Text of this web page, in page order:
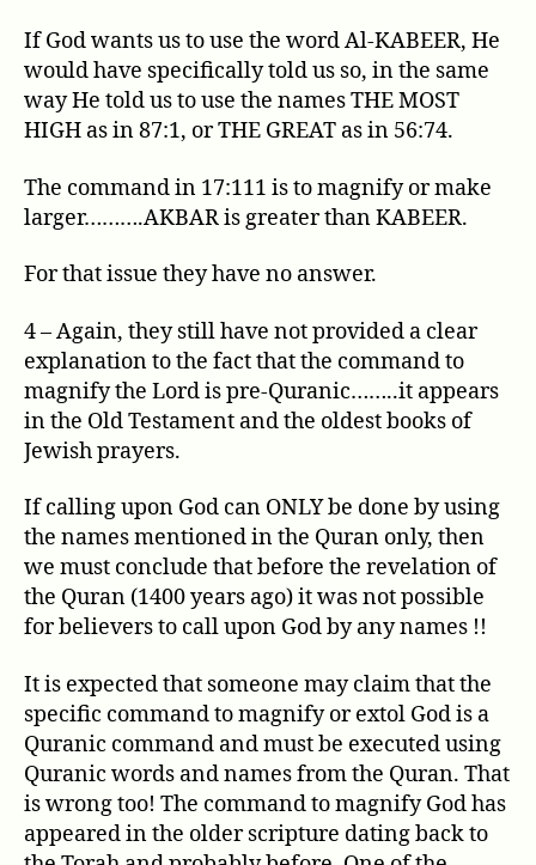
If God wants us to use the word Al-KABEER, He
would have specifically told us so, in the same
way He told us to use the names THE MOST
HIGH as in 87:1, or THE GREAT as in 56:74.
The command in 17:111 is to magnify or make
larger……….AKBAR is greater than KABEER.
For that issue they have no answer.
4 – Again, they still have not provided a clear
explanation to the fact that the command to
magnify the Lord is pre-Quranic……..it appears
in the Old Testament and the oldest books of
Jewish prayers.
If calling upon God can ONLY be done by using
the names mentioned in the Quran only, then
we must conclude that before the revelation of
the Quran (1400 years ago) it was not possible
for believers to call upon God by any names !!
It is expected that someone may claim that the
specific command to magnify or extol God is a
Quranic command and must be executed using
Quranic words and names from the Quran. That
is wrong too! The command to magnify God has
appeared in the older scripture dating back to